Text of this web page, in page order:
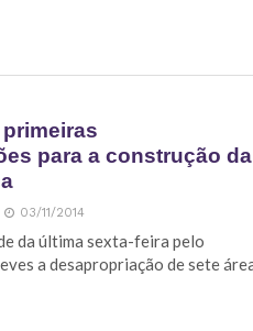
para a construção da
03/11/2014
da última sexta-feira pelo
a desapropriação de sete